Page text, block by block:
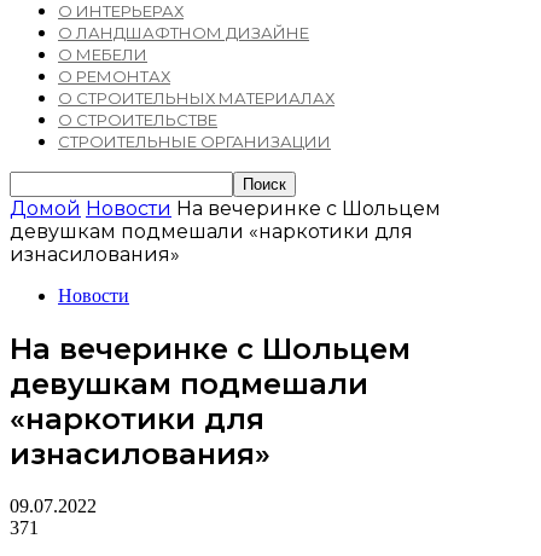
О ИНТЕРЬЕРАХ
О ЛАНДШАФТНОМ ДИЗАЙНЕ
О МЕБЕЛИ
О РЕМОНТАХ
О СТРОИТЕЛЬНЫХ МАТЕРИАЛАХ
О СТРОИТЕЛЬСТВЕ
СТРОИТЕЛЬНЫЕ ОРГАНИЗАЦИИ
Домой Новости На вечеринке с Шольцем
девушкам подмешали «наркотики для
изнасилования»
Новости
На вечеринке с Шольцем
девушкам подмешали
«наркотики для
изнасилования»
09.07.2022
371